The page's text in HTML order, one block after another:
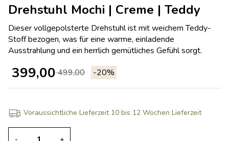
Drehstuhl Mochi | Creme | Teddy
Dieser vollgepolsterte Drehstuhl ist mit weichem Teddy-
Stoff bezogen, was für eine warme, einladende
Ausstrahlung und ein herrlich gemütliches Gefühl sorgt.
-20%
499,00
399,00
Voraussichtliche Lieferzeit 10 bis 12 Wochen Lieferzeit